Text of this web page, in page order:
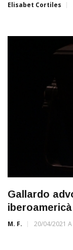
Elisabet Cortiles
Gallardo
M. F. 20/04/2021 A